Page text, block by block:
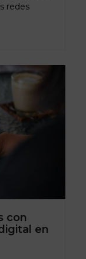
redes
con
en